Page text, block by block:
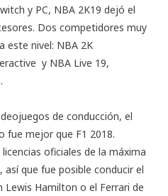
y PC, NBA 2K19 dejó el
Dos competidores muy
este nivel: NBA 2K
y NBA Live 19,
de conducción, el
fue mejor que F1 2018.
oficiales de la máxima
que fue posible conducir el
Hamilton o el Ferrari de